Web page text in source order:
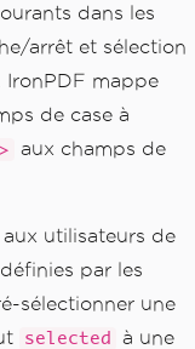
dans les
arrêt et sélection
IronPDF mappe
de case à
aux champs de
utilisateurs de
par les
sélectionner une
selected
à une